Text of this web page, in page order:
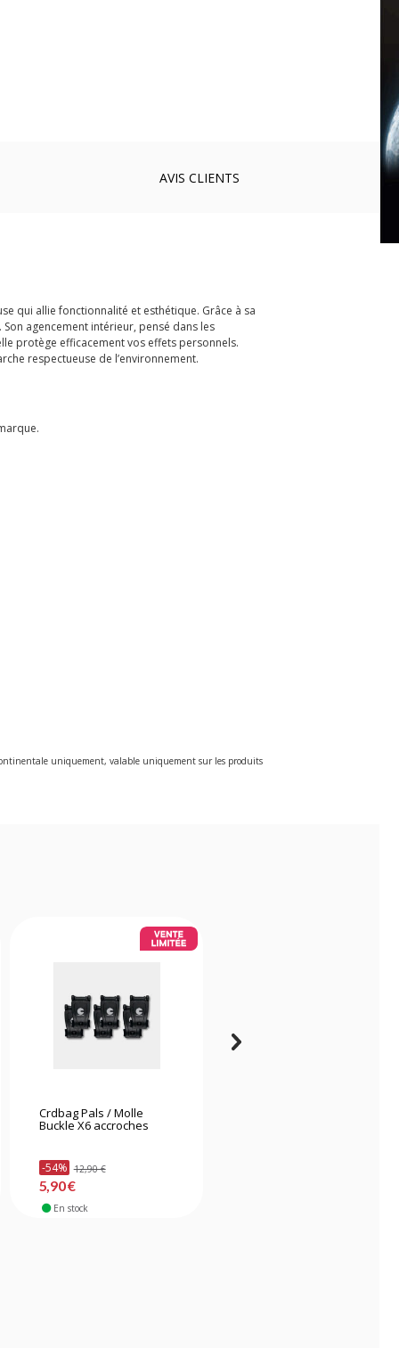
AVIS CLIENTS
qui allie fonctionnalité et esthétique. Grâce à sa
agencement intérieur, pensé dans les
protège efficacement vos effets personnels.
respectueuse de l’environnement.
uniquement, valable uniquement sur les produits
Crdbag Pals / Molle
Buckle X6 accroches
-54% 12,90 €
5,90 €
En stock